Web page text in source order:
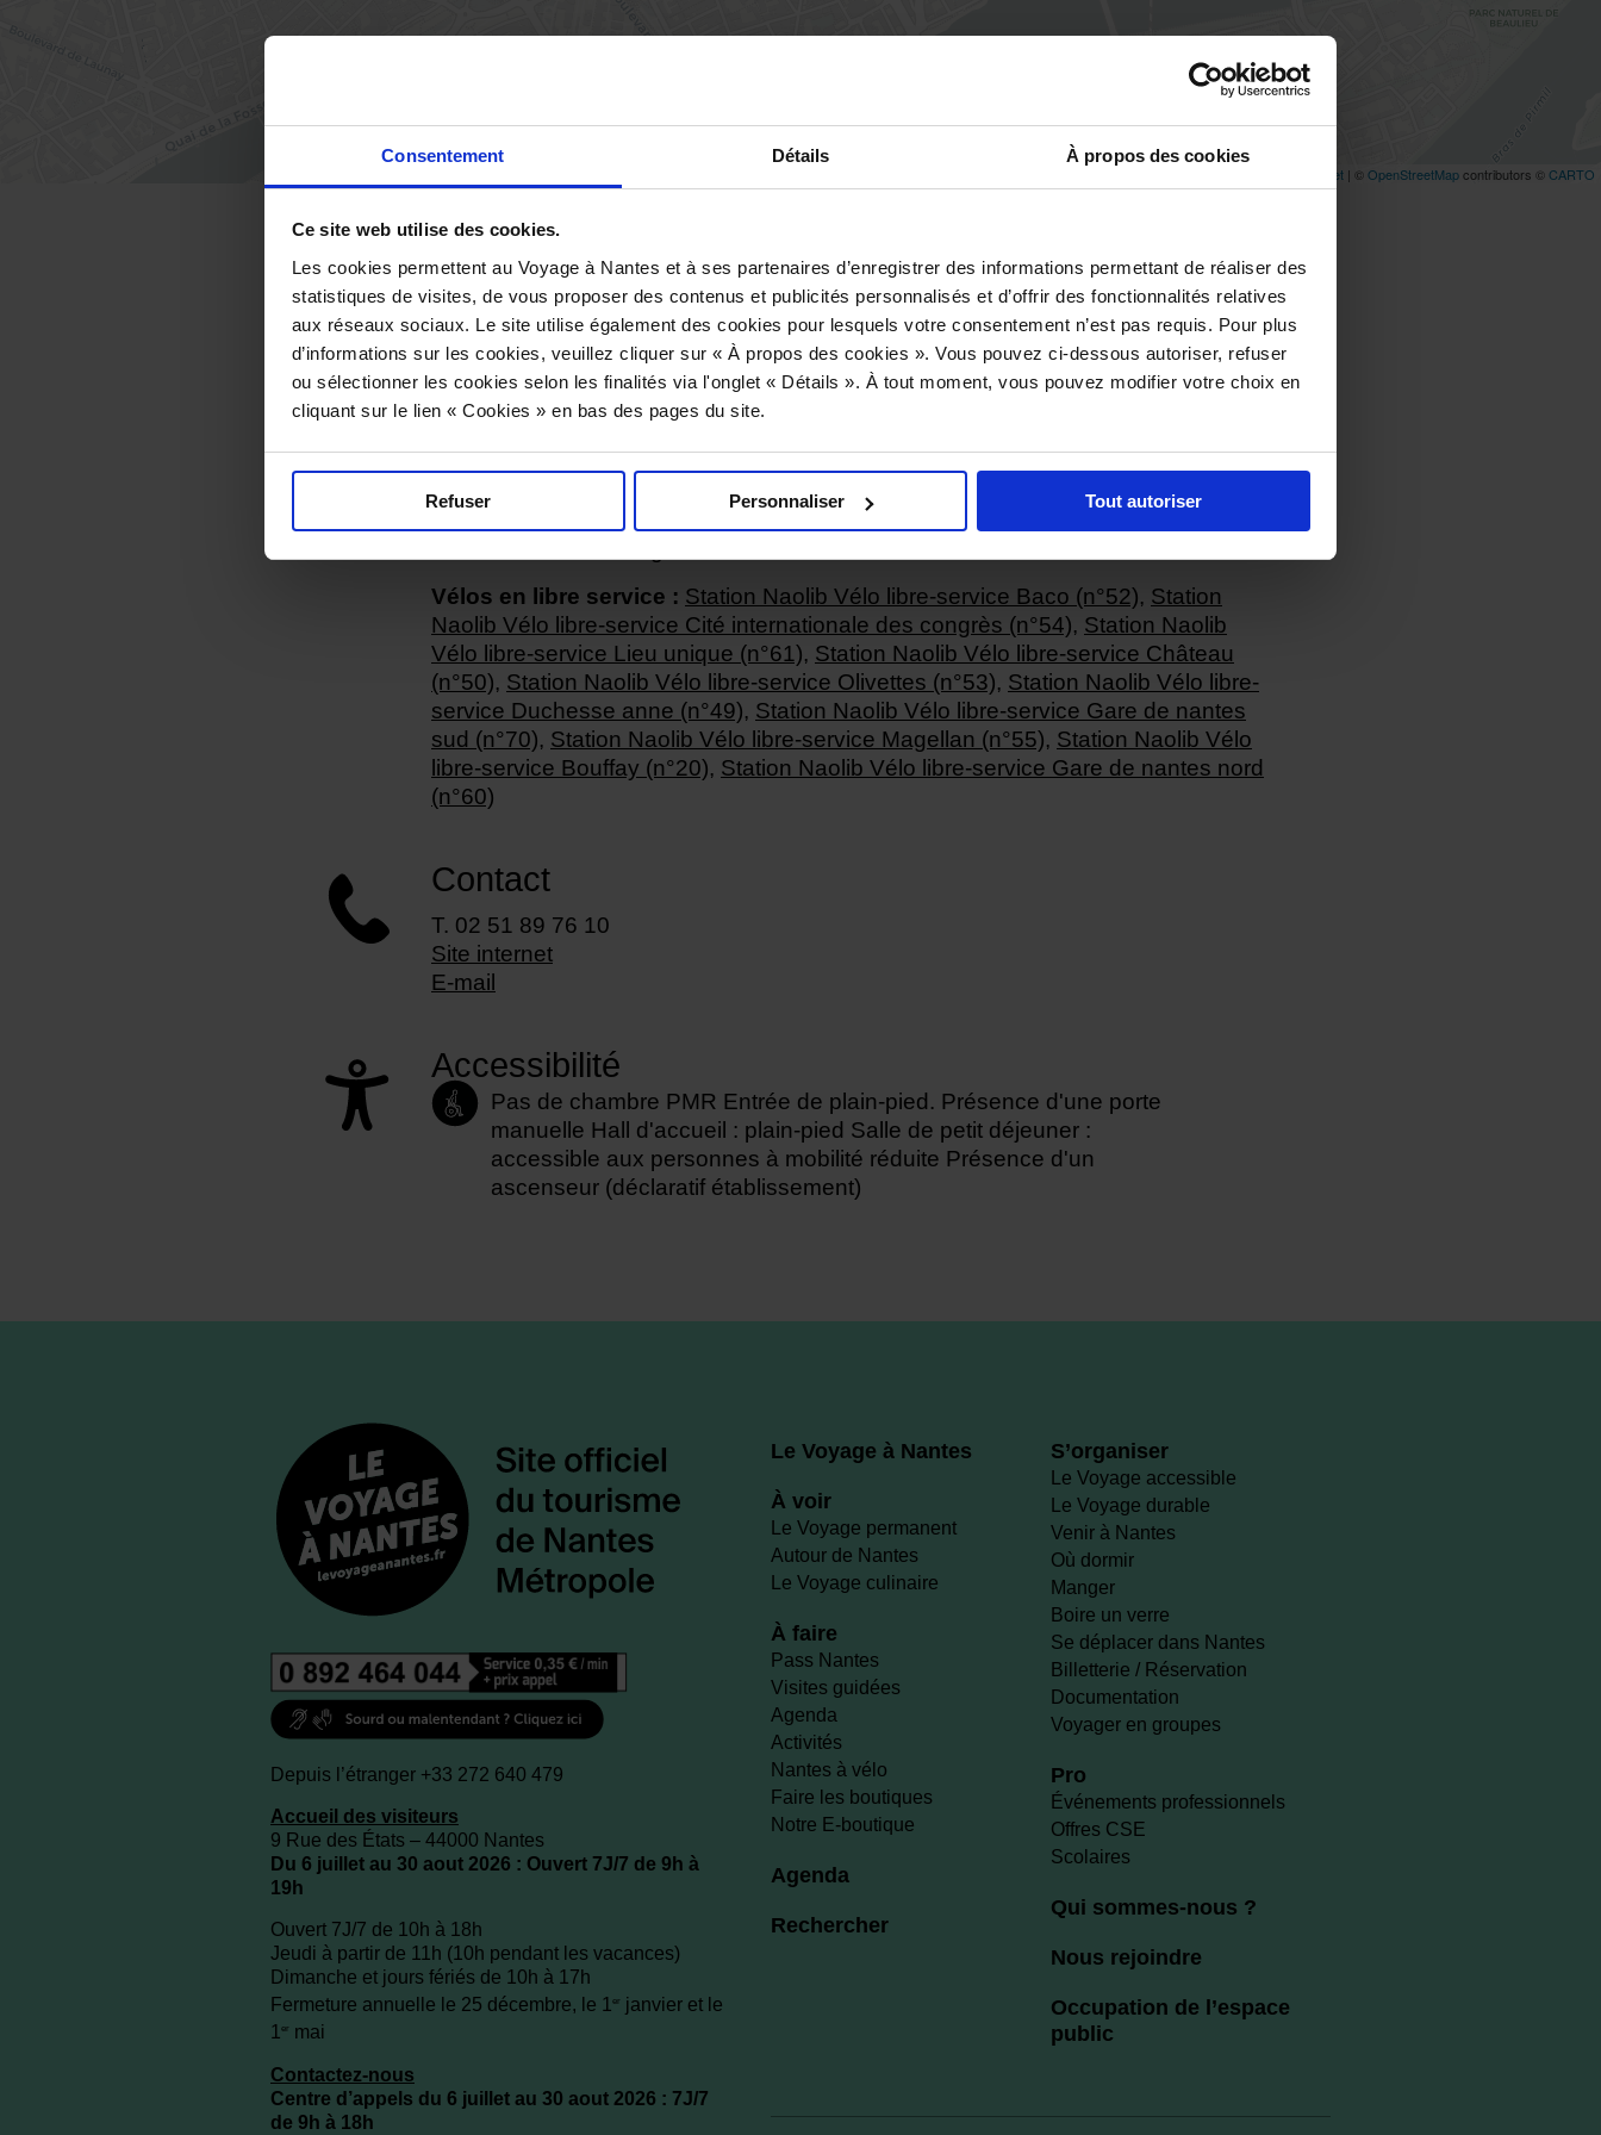
Consentement Détails À propos des cookies
Ce site web utilise des cookies.
Les cookies permettent au Voyage à Nantes et à ses partenaires d’enregistrer des informations permettant de réaliser des
statistiques de visites, de vous proposer des contenus et publicités personnalisés et d’offrir des fonctionnalités relatives
aux réseaux sociaux. Le site utilise également des cookies pour lesquels votre consentement n’est pas requis. Pour plus
d’informations sur les cookies, veuillez cliquer sur « À propos des cookies ». Vous pouvez ci-dessous autoriser, refuser
ou sélectionner les cookies selon les finalités via l'onglet « Détails ». À tout moment, vous pouvez modifier votre choix en
cliquant sur le lien « Cookies » en bas des pages du site.
Refuser Personnaliser Tout autoriser
Accès
2 Rue Emile Masson 44000 Nantes
Comment s'y rendre ?
Parkings à proximité : Parking Baco-LU 1 côté gare Parking Cité des Congrès
Parking Gare Château
Parking Baco-LU 2 côté CHU ,
Vélos en libre service : Station Naolib Vélo libre-service Baco (n°52), Station
Naolib Vélo libre-service Cité internationale des congrès (n°54), Station Naolib
Vélo libre-service Lieu unique (n°61), Station Naolib Vélo libre-service Château
(n°50), Station Naolib Vélo libre-service Olivettes (n°53), Station Naolib Vélo libre-
service Duchesse anne (n°49), Station Naolib Vélo libre-service Gare de nantes
sud (n°70), Station Naolib Vélo libre-service Magellan (n°55), Station Naolib Vélo
libre-service Bouffay (n°20), Station Naolib Vélo libre-service Gare de nantes nord
(n°60)
Contact
T. 02 51 89 76 10
Site internet
E-mail
Accessibilité
Pas de chambre PMR Entrée de plain-pied. Présence d'une porte
manuelle Hall d'accueil : plain-pied Salle de petit déjeuner :
accessible aux personnes à mobilité réduite Présence d'un
ascenseur (déclaratif établissement)
Depuis l’étranger +33 272 640 479
Accueil des visiteurs
9 Rue des États – 44000 Nantes
Du 6 juillet au 30 aout 2026 : Ouvert 7J/7 de 9h à
19h
Ouvert 7J/7 de 10h à 18h
Jeudi à partir de 11h (10h pendant les vacances)
Dimanche et jours fériés de 10h à 17h
Fermeture annuelle le 25 décembre, le 1 er
janvier et le
1er mai
Contactez-nous
Centre d’appels du 6 juillet au 30 aout 2026 : 7J/7
de 9h à 18h
Le Voyage à Nantes
À voir
Le Voyage permanent
Autour de Nantes
Le Voyage culinaire
À faire
Pass Nantes
Visites guidées
Agenda
Activités
Nantes à vélo
Faire les boutiques
Notre E-boutique
Agenda
Rechercher
S’organiser
Le Voyage accessible
Le Voyage durable
Venir à Nantes
Où dormir
Manger
Boire un verre
Se déplacer dans Nantes
Billetterie / Réservation
Documentation
Voyager en groupes
Pro
Événements professionnels
Offres CSE
Scolaires
Qui sommes-nous ?
Nous rejoindre
Occupation de l’espace
public